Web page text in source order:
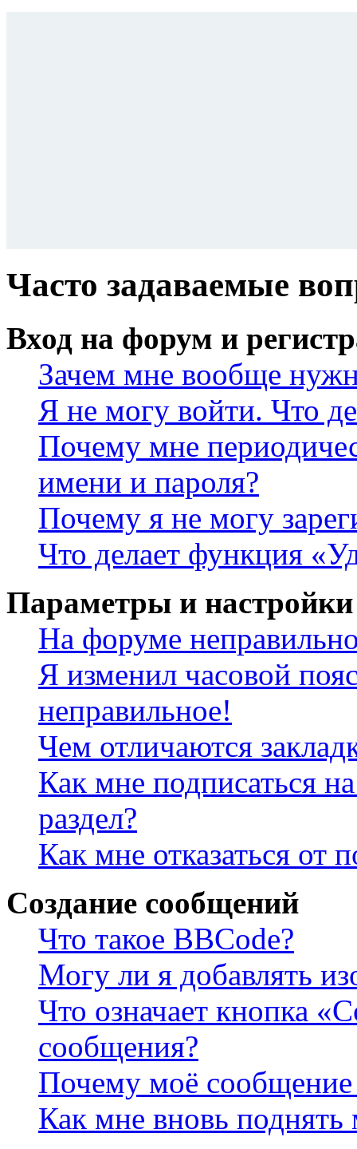
Часто задаваемые
Вход на форум и
Зачем мне вообще
Я не могу войти. Что
Почему мне
имени и пароля?
Почему я не могу
Что делает функция
Параметры и настройки
На форуме
Я изменил часовой
неправильное!
Чем отличаются
Как мне подписаться
раздел?
Как мне отказаться от
Создание сообщений
Что такое BBCode?
Могу ли я добавлять
Что означает кнопка
сообщения?
Почему моё сообщение
Как мне вновь